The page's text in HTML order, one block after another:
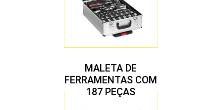
MALETA DE
FERRAMENTAS COM
187 PEÇAS